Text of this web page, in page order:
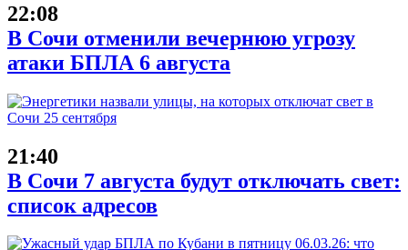
22:08
В Сочи отменили вечернюю угрозу
атаки БПЛА 6 августа
21:40
В Сочи 7 августа будут отключать свет:
список адресов